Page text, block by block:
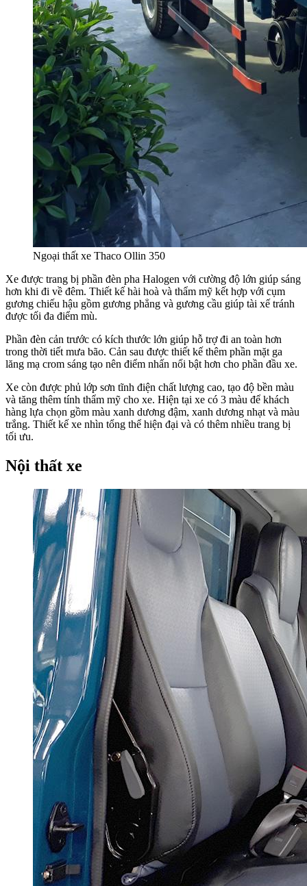
Ngoại thất xe Thaco Ollin 350
Xe được trang bị phần đèn pha Halogen với cường độ lớn giúp sáng
hơn khi đi về đêm. Thiết kế hài hoà và thẩm mỹ kết hợp với cụm
gương chiếu hậu gồm gương phẳng và gương cầu giúp tài xế tránh
được tối đa điểm mù.
Phần đèn cản trước có kích thước lớn giúp hỗ trợ đi an toàn hơn
trong thời tiết mưa bão. Cản sau được thiết kế thêm phần mặt ga
lăng mạ crom sáng tạo nên điểm nhấn nổi bật hơn cho phần đầu xe.
Xe còn được phủ lớp sơn tĩnh điện chất lượng cao, tạo độ bền màu
và tăng thêm tính thẩm mỹ cho xe. Hiện tại xe có 3 màu để khách
hàng lựa chọn gồm màu xanh dương đậm, xanh dương nhạt và màu
trắng. Thiết kế xe nhìn tổng thể hiện đại và có thêm nhiều trang bị
tối ưu.
Nội thất xe